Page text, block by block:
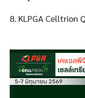
8. KLPGA Celltrion